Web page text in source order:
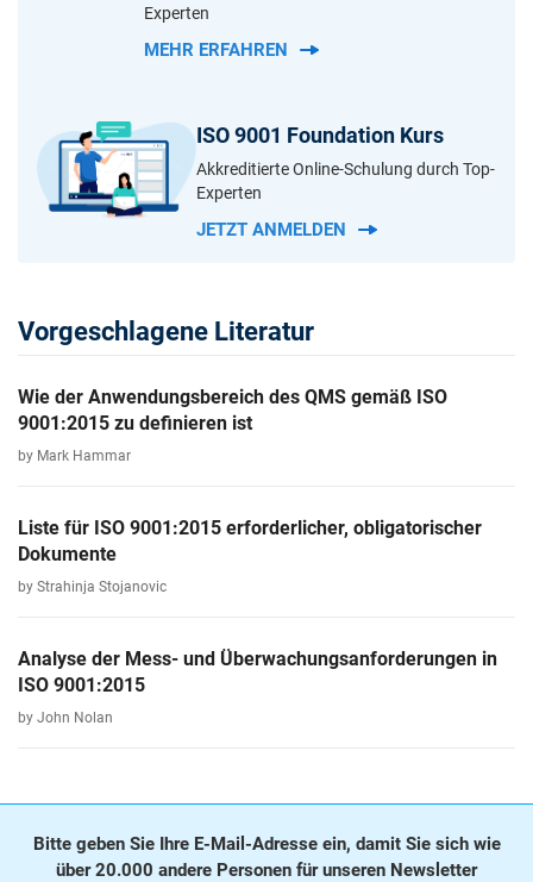
Experten
MEHR ERFAHREN
ISO 9001 Foundation Kurs
Akkreditierte Online-Schulung durch Top-
Experten
JETZT ANMELDEN
Vorgeschlagene Literatur
Wie der Anwendungsbereich des QMS gemäß ISO
9001:2015 zu definieren ist
by Mark Hammar
Liste für ISO 9001:2015 erforderlicher, obligatorischer
Dokumente
by Strahinja Stojanovic
Analyse der Mess- und Überwachungsanforderungen in
ISO 9001:2015
by John Nolan
Bitte geben Sie Ihre E-Mail-Adresse ein, damit Sie sich wie
über 20.000 andere Personen für unseren Newsletter